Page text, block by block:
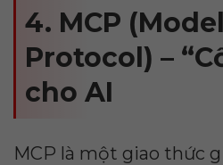
4. MCP
Protocol) –
cho AI
MCP là một giao thức